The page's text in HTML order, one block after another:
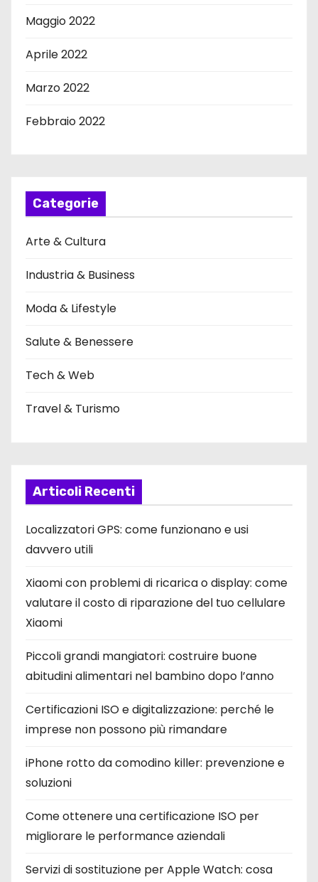
Maggio 2022
Aprile 2022
Marzo 2022
Febbraio 2022
Categorie
Arte & Cultura
Industria & Business
Moda & Lifestyle
Salute & Benessere
Tech & Web
Travel & Turismo
Articoli Recenti
Localizzatori GPS: come funzionano e usi
davvero utili
Xiaomi con problemi di ricarica o display: come
valutare il costo di riparazione del tuo cellulare
Xiaomi
Piccoli grandi mangiatori: costruire buone
abitudini alimentari nel bambino dopo l’anno
Certificazioni ISO e digitalizzazione: perché le
imprese non possono più rimandare
iPhone rotto da comodino killer: prevenzione e
soluzioni
Come ottenere una certificazione ISO per
migliorare le performance aziendali
Servizi di sostituzione per Apple Watch: cosa